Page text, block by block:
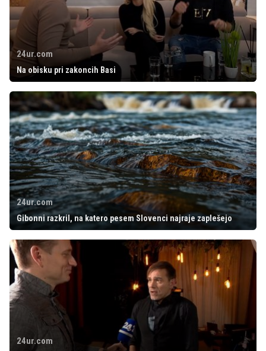
24ur.com
Na obisku pri zakoncih Basi
24ur.com
Gibonni razkril, na katero pesem Slovenci najraje zaplešejo
24ur.com